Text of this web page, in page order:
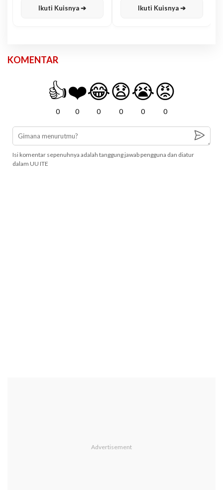
Ikuti Kuisnya ➔ Ikuti Kuisnya ➔
KOMENTAR
👍
0
❤️
0
😂
0
😧
0
😭
0
😡
0
Isi komentar sepenuhnya adalah tanggung jawab pengguna dan diatur
dalam UU ITE